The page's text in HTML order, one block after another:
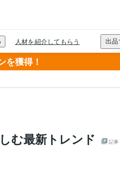
を獲得！
む最新トレンド 記事